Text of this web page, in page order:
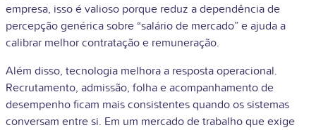
empresa, isso é valioso porque reduz a dependência de
percepção genérica sobre “salário de mercado” e ajuda a
calibrar melhor contratação e remuneração.
Além disso, tecnologia melhora a resposta operacional.
Recrutamento, admissão, folha e acompanhamento de
desempenho ficam mais consistentes quando os sistemas
conversam entre si. Em um mercado de trabalho que exige